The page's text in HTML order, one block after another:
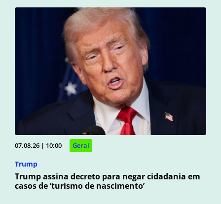
07.08.26 | 10:00 Geral
Trump
Trump assina decreto para negar cidadania em
casos de ‘turismo de nascimento’